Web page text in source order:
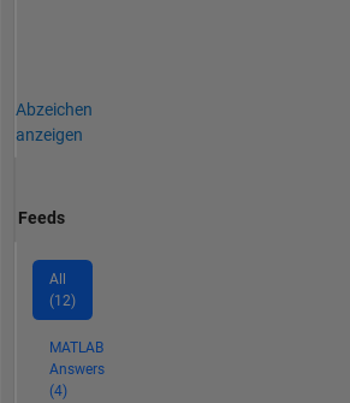
Abzeichen
anzeigen
Feeds
All
(12)
MATLAB
Answers
(4)